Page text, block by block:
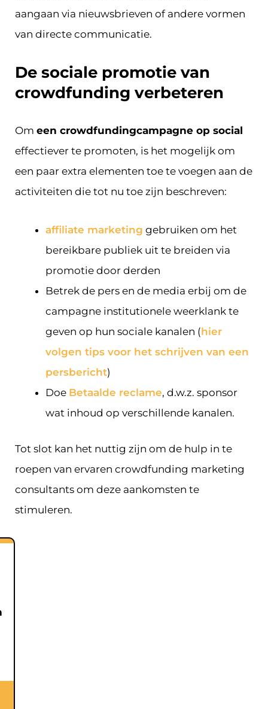
aangaan via nieuwsbrieven of andere vormen
van directe communicatie.
De sociale promotie van
crowdfunding verbeteren
Om een crowdfundingcampagne op social
effectiever te promoten, is het mogelijk om
een paar extra elementen toe te voegen aan de
activiteiten die tot nu toe zijn beschreven:
affiliate marketing gebruiken om het
bereikbare publiek uit te breiden via
promotie door derden
Betrek de pers en de media erbij om de
campagne institutionele weerklank te
geven op hun sociale kanalen (hier
volgen tips voor het schrijven van een
persbericht)
Doe Betaalde reclame, d.w.z. sponsor
wat inhoud op verschillende kanalen.
Tot slot kan het nuttig zijn om de hulp in te
roepen van ervaren crowdfunding marketing
consultants om deze aankomsten te
stimuleren.